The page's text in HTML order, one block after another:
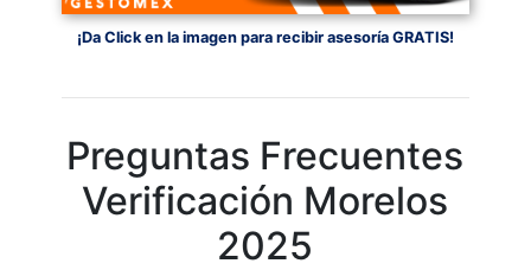
¡Da Click en la imagen para recibir asesoría GRATIS!
Preguntas Frecuentes
Verificación Morelos
2025